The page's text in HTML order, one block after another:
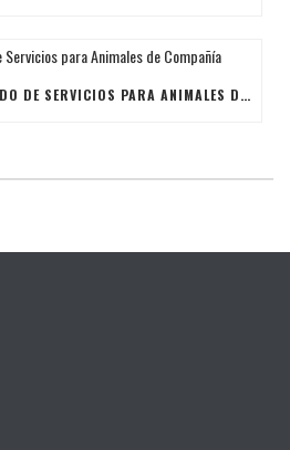
TENDENCIAS DEL MERCADO DE SERVICIOS PARA ANIMALES DE COMPAÑÍA